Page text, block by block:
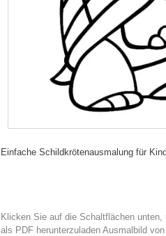
Einfache Schildkrötenausmalung für
Klicken Sie auf die Schaltflächen
als PDF herunterzuladen Ausmalbild